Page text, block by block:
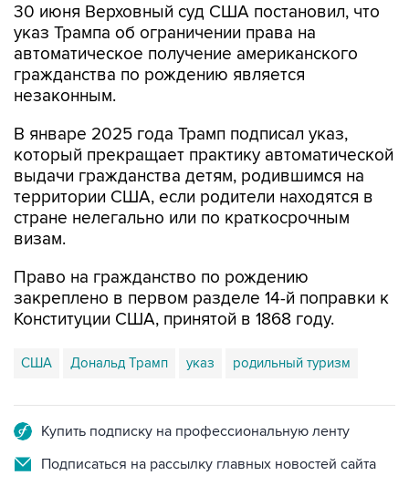
30 июня Верховный суд США постановил, что
указ Трампа об ограничении права на
автоматическое получение американского
гражданства по рождению является
незаконным.
В январе 2025 года Трамп подписал указ,
который прекращает практику автоматической
выдачи гражданства детям, родившимся на
территории США, если родители находятся в
стране нелегально или по краткосрочным
визам.
Право на гражданство по рождению
закреплено в первом разделе 14-й поправки к
Конституции США, принятой в 1868 году.
США Дональд Трамп указ родильный туризм
Купить подписку на профессиональную ленту
Подписаться на рассылку главных новостей сайта